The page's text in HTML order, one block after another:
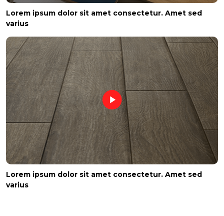
Lorem ipsum dolor sit amet consectetur. Amet sed
varius
Lorem ipsum dolor sit amet consectetur. Amet sed
varius